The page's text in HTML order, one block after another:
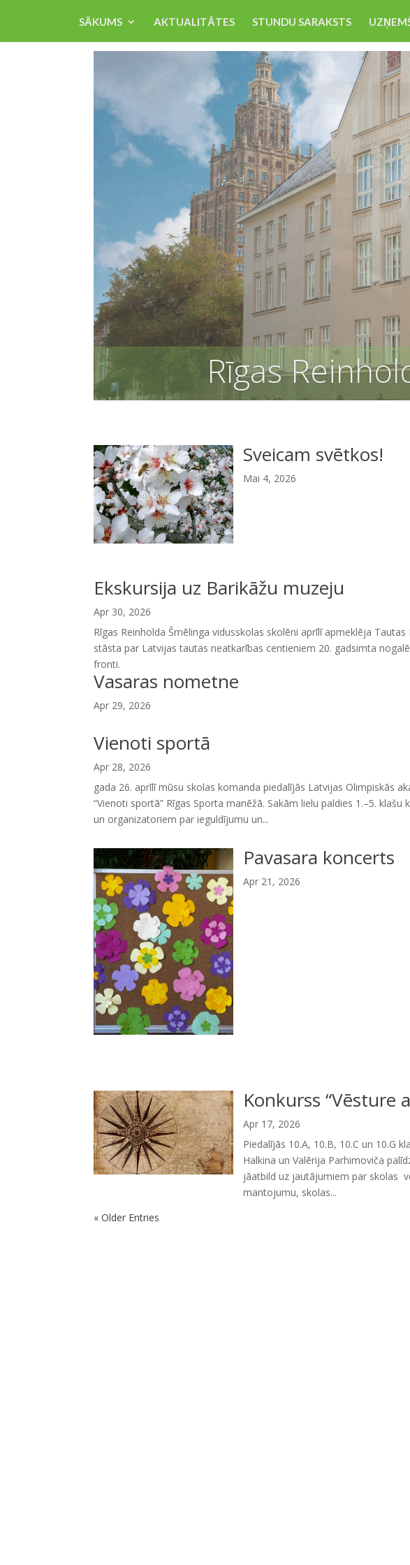
SĀKUMS AKTUALITĀTES STUNDU SARAKSTS
Sveicam svētkos!
Mai 4, 2026
Ekskursija uz Barikāžu muzeju
Apr 30, 2026
Rīgas Reinholda Šmēlinga vidusskolas skolēni aprīlī apmeklēja
stāsta par Latvijas tautas neatkarības centieniem 20. gadsimta
fronti.
Vasaras nometne
Apr 29, 2026
Vienoti sportā
Apr 28, 2026
gada 26. aprīlī mūsu skolas komanda piedalījās Latvijas Olimpiskās
“Vienoti sportā” Rīgas Sporta manēžā. Sakām lielu paldies 1.–5.
un organizatoriem par ieguldījumu un...
Pavasara koncerts
Apr 21, 2026
Konkurss “Vēsture
Apr 17, 2026
Piedalījās 10.A, 10.B, 10.C un 10.G
Halkina un Valērija Parhimoviča
jāatbild uz jautājumiem par skolas
mantojumu, skolas...
« Older Entries